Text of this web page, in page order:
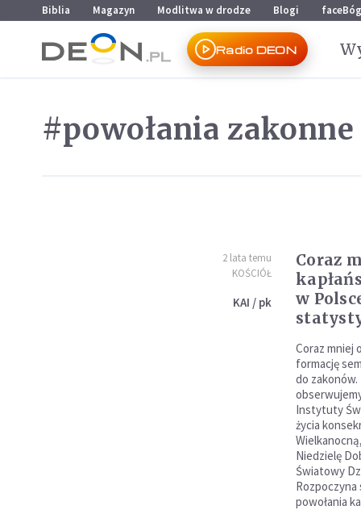
Przejdź do menu głównego
Przejdź do treści
Biblia Magazyn Modlitwa w drodze Blogi faceBóg
Radio DEON
#powołania zakonne
2 lata temu
KOŚCIÓŁ
KAI / pk
Coraz
w
Coraz mniej
formację
do
Instytuty
życia
Niedzielę
Światowy
powołania